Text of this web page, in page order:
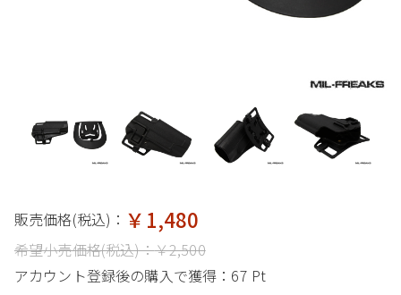
販売価格(税込)： ￥1,480
希望小売価格(税込)：￥2,500
アカウント登録後の購入で獲得： 67 Pt